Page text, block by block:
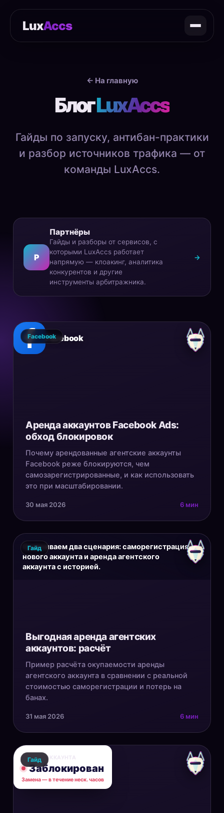
LuxAccs
← На главную
БлогLuxAccs
Гайды по запуску, антибан-практики
и разбор источников трафика — от
команды LuxAccs.
P
Партнёры
Гайды и разборы от сервисов, с
которыми LuxAccs работает
напрямую — клоакинг, аналитика
конкурентов и другие
инструменты арбитражника.
→
Facebook
Facebook
Аренда аккаунтов Facebook Ads:
обход блокировок
Почему арендованные агентские аккаунты
Facebook реже блокируются, чем
самозарегистрированные, и как использовать
это при масштабировании.
30 мая 2026 6 мин
Сравниваем два сценария: саморегистрация
нового аккаунта и аренда агентского
аккаунта с историей.
Гайд
Выгодная аренда агентских
аккаунтов: расчёт
Пример расчёта окупаемости аренды
агентского аккаунта в сравнении с реальной
стоимостью саморегистрации и потерь на
банах.
31 мая 2026 6 мин
СТАТУС АККАУНТА
Заблокирован
Замена — в течение неск. часов
Гайд